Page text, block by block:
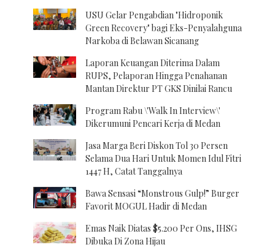
USU Gelar Pengabdian "Hidroponik
Green Recovery" bagi Eks-Penyalahguna
Narkoba di Belawan Sicanang
Laporan Keuangan Diterima Dalam
RUPS, Pelaporan Hingga Penahanan
Mantan Direktur PT GKS Dinilai Rancu
Program Rabu \'Walk In Interview\'
Dikerumuni Pencari Kerja di Medan
Jasa Marga Beri Diskon Tol 30 Persen
Selama Dua Hari Untuk Momen Idul Fitri
1447 H, Catat Tanggalnya
Bawa Sensasi “Monstrous Gulp!” Burger
Favorit MOGUL Hadir di Medan
Emas Naik Diatas $5.200 Per Ons, IHSG
Dibuka Di Zona Hijau